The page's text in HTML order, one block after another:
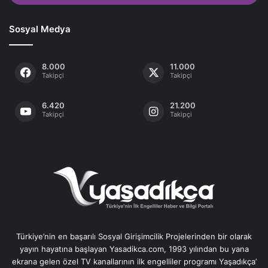
Sosyal Medya
8.000
Takipçi
11.000
Takipçi
6.420
Takipçi
21.200
Takipçi
Türkiye’nin en başarılı Sosyal Girişimcilik Projelerinden bir olarak
yayın hayatına başlayan Yasadikca.com, 1993 yılından bu yana
ekrana gelen özel TV kanallarının ilk engelliler programı Yaşadıkça’